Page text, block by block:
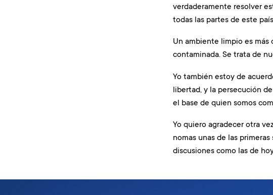
verdaderamente resolver
todas las partes de este
Un ambiente limpio es más
contaminada. Se trata de
Yo también estoy de
libertad, y la persecución
el base de quien somos
Yo quiero agradecer otra
nomas unas de las
discusiones como las de